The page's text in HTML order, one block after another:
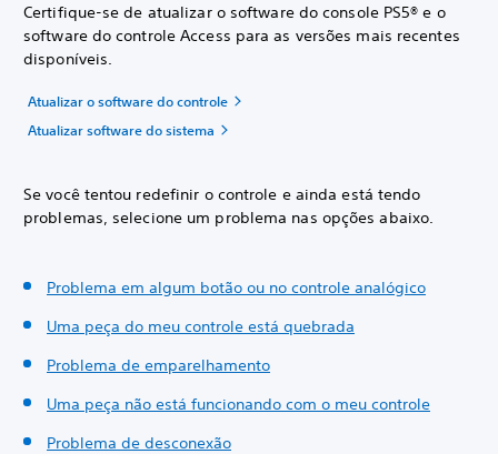
Certifique-se de atualizar o software do console PS5® e o
software do controle Access para as versões mais recentes
disponíveis.
Atualizar o software do controle
Atualizar software do sistema
Se você tentou redefinir o controle e ainda está tendo
problemas, selecione um problema nas opções abaixo.
Problema em algum botão ou no controle analógico
Uma peça do meu controle está quebrada
Problema de emparelhamento
Uma peça não está funcionando com o meu controle
Problema de desconexão